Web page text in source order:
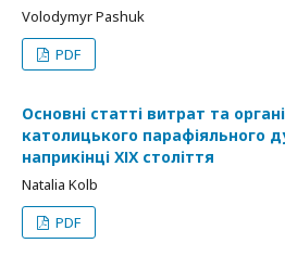
Volodymyr Pashuk
PDF
Основні статті витрат та
католицького парафіяльного
наприкінці ХІХ століття
Natalia Kolb
PDF